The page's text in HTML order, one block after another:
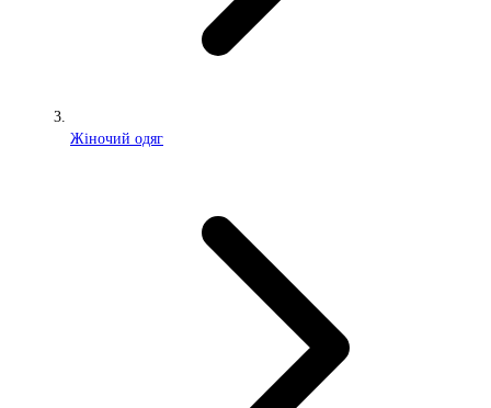
Жіночий одяг